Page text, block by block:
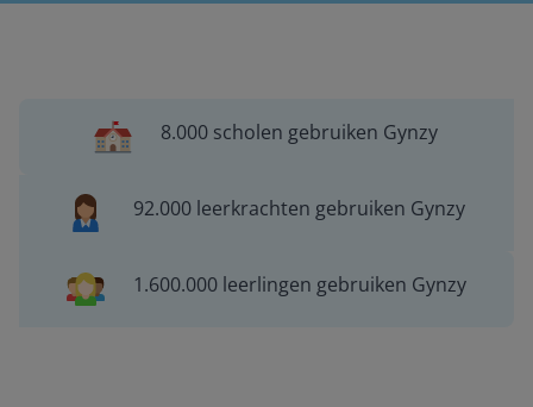
8.000 scholen gebruiken Gynzy
92.000 leerkrachten gebruiken Gynzy
1.600.000 leerlingen gebruiken Gynzy